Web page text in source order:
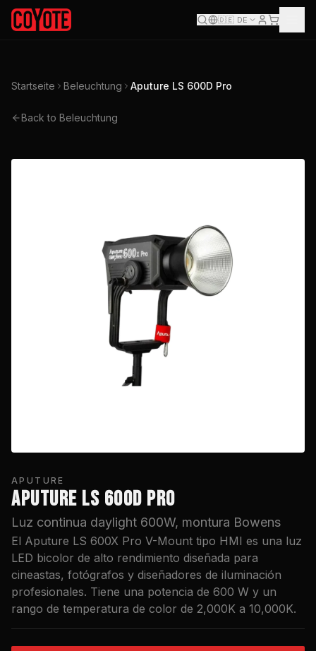
🇩🇪 DE
Startseite Beleuchtung Aputure LS 600D Pro
Back to Beleuchtung
APUTURE
APUTURE LS 600D PRO
Luz continua daylight 600W, montura Bowens
El Aputure LS 600X Pro V-Mount tipo HMI es una luz
LED bicolor de alto rendimiento diseñada para
cineastas, fotógrafos y diseñadores de iluminación
profesionales. Tiene una potencia de 600 W y un
rango de temperatura de color de 2,000K a 10,000K.